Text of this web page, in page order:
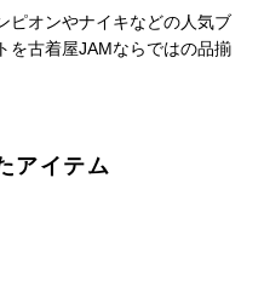
ピオンやナイキなどの人気ブ
を古着屋JAMならではの品揃
アイテム